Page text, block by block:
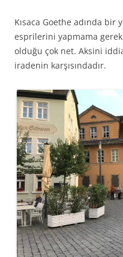
Kısaca Goethe adında bir
esprilerini yapmama
olduğu çok net. Aksini
iradenin karşısındadır.